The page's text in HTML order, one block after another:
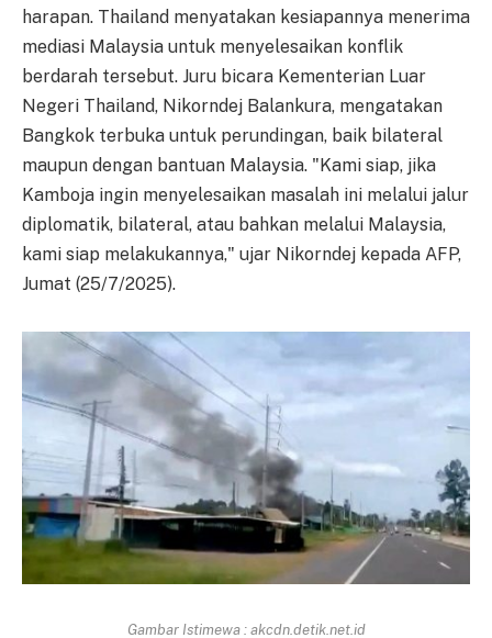
harapan. Thailand menyatakan kesiapannya menerima
mediasi Malaysia untuk menyelesaikan konflik
berdarah tersebut. Juru bicara Kementerian Luar
Negeri Thailand, Nikorndej Balankura, mengatakan
Bangkok terbuka untuk perundingan, baik bilateral
maupun dengan bantuan Malaysia. "Kami siap, jika
Kamboja ingin menyelesaikan masalah ini melalui jalur
diplomatik, bilateral, atau bahkan melalui Malaysia,
kami siap melakukannya," ujar Nikorndej kepada AFP,
Jumat (25/7/2025).
Gambar Istimewa : akcdn.detik.net.id